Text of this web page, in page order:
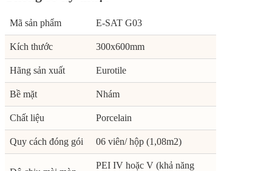
Mã sản phẩm E-SAT G03
Kích thước 300x600mm
Hãng sản xuất Eurotile
Bề mặt Nhám
Chất liệu Porcelain
Quy cách đóng gói 06 viên/ hộp (1,08m2)
PEI IV hoặc V (khả năng